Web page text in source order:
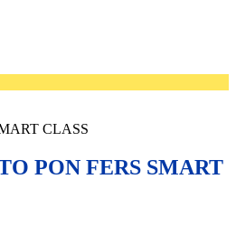
CLASS
PON FERS SMART